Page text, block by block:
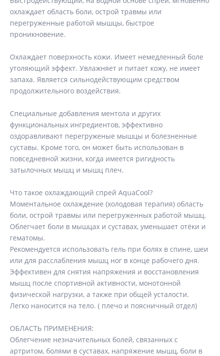
охлаждает область боли, острой травмы или
перегруженные работой мышцы, быстрое
проникновение.
Охлаждает поверхность кожи. Имеет немедленный боле
утоляющий эффект. Увлажняет и питает кожу, не имеет
запаха. Является сильнодействующим средством
продолжительного воздействия.
Специальные добавления ментола и других
функциональных ингредиентов, эффективно
оздоравливают перегруженые мышцы и болезненные
суставы. Кроме того, он может быть использован в
повседневной жизни, когда имеется ригидность
затылочных мышц и мышц плеч.
Что такое охлаждающий спрей AquaCool?
Моментальное охлаждение (холодовая терапия) область
боли, острой травмы или перегруженных работой мышц.
Облегчает боли в мышцах и суставах, уменьшает отёки и
гематомы.
Рекомендуется использовать гель при болях в спине, шеи
или для расслабления мышц ног в конце рабочего дня.
Эффективен для снятия напряжения и восстановления
мышц после спортивной активности, монотонной
физической нагрузки, а также при общей усталости.
Легко наносится на тело. ( плечо и поясничный отдел)
ОБЛАСТЬ ПРИМЕНЕНИЯ:
Облегчение незначительных болей, связанных с
артритом, болями в суставах, напряжение мышц, боли в